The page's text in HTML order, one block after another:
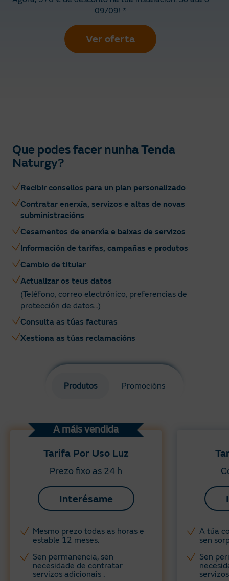
09/09! *
Ver oferta
Que podes facer nunha Tenda
Naturgy?
Recibir consellos para un plan personalizado
Contratar enerxía, servizos e altas de novas
subministracións
Cesamentos de enerxía e baixas de servizos
Información de tarifas, campañas e produtos
Cambio de titular
Actualizar os teus datos
(Teléfono, correo electrónico, preferencias de
protección de datos...)
Consulta as túas facturas
Xestiona as túas reclamacións
Produtos Promocións
A máis vendida
Tarifa Por Uso Luz
Prezo fixo as 24 h
Interésame
Mesmo prezo todas as horas e
estable 12 meses.
Sen permanencia, sen
necesidade de contratar
servizos adicionais .
A túa
sen
Sen